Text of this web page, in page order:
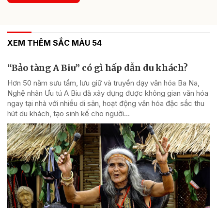
XEM THÊM SẮC MÀU 54
“Bảo tàng A Biu” có gì hấp dẫn du khách?
Hơn 50 năm sưu tầm, lưu giữ và truyền dạy văn hóa Ba Na,
Nghệ nhân Ưu tú A Biu đã xây dựng được không gian văn hóa
ngay tại nhà với nhiều di sản, hoạt động văn hóa đặc sắc thu
hút du khách, tạo sinh kế cho người...